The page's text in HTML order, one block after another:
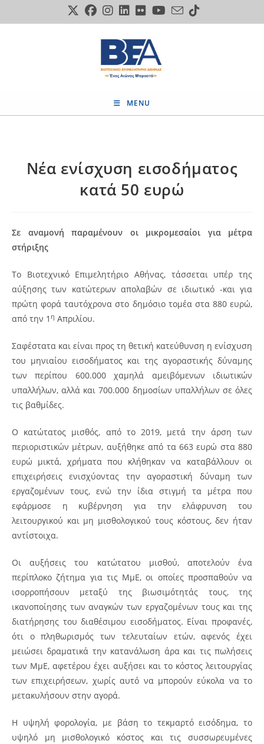
to
MENU
Νέα ενίσχυση εισοδήματος
κατά 50 ευρώ
Σε αναμονή παραμένουν οι μικρομεσαίοι για μέτρα
στήριξης
Το Βιοτεχνικό Επιμελητήριο Αθήνας, τάσσεται υπέρ της
αύξησης των κατώτερων απολαβών σε ιδιωτικό -και για
πρώτη φορά ταυτόχρονα στο δημόσιο τομέα στα 880 ευρώ,
από την 1 η Απριλίου.
Σαφέστατα και είναι προς τη θετική κατεύθυνση η ενίσχυση
του μηνιαίου εισοδήματος και της αγοραστικής δύναμης
των περίπου 600.000 χαμηλά αμειβόμενων ιδιωτικών
υπαλλήλων, αλλά και 700.000 δημοσίων υπαλλήλων σε όλες
τις βαθμίδες.
Ο κατώτατος μισθός, από το 2019, μετά την άρση των
περιοριστικών μέτρων, αυξήθηκε από τα 663 ευρώ στα 880
ευρώ μικτά, χρήματα που κλήθηκαν να καταβάλλουν οι
επιχειρήσεις ενισχύοντας την αγοραστική δύναμη των
εργαζομένων τους, ενώ την ίδια στιγμή τα μέτρα που
εφάρμοσε η κυβέρνηση για την ελάφρυνση του
λειτουργικού και μη μισθολογικού τους κόστους, δεν ήταν
αντίστοιχα.
Οι αυξήσεις του κατώτατου μισθού, αποτελούν ένα
περίπλοκο ζήτημα για τις ΜμΕ, οι οποίες προσπαθούν να
ισορροπήσουν μεταξύ της βιωσιμότητάς τους, της
ικανοποίησης των αναγκών των εργαζομένων τους και της
διατήρησης του διαθέσιμου εισοδήματος. Είναι προφανές,
ότι ο πληθωρισμός των τελευταίων ετών, αφενός έχει
μειώσει δραματικά την κατανάλωση άρα και τις πωλήσεις
των ΜμΕ, αφετέρου έχει αυξήσει και το κόστος λειτουργίας
των επιχειρήσεων, χωρίς αυτό να μπορούν εύκολα να το
μετακυλήσουν στην αγορά.
Η υψηλή φορολογία, με βάση το τεκμαρτό εισόδημα, το
υψηλό μη μισθολογικό κόστος και τις συσσωρευμένες